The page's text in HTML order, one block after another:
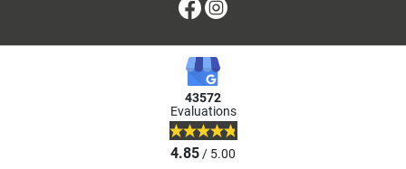
Facebook
43572
Evaluations
4.85/ 5.00